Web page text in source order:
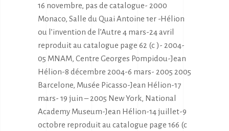
16 novembre, pas de catalogue- 2000
Monaco, Salle du Quai Antoine 1er -Hélion
ou l’invention de l’Autre 4 mars-24 avril
reproduit au catalogue page 62 (c )- 2004-
05 MNAM, Centre Georges Pompidou-Jean
Hélion-8 décembre 2004-6 mars- 2005 2005
Barcelone, Musée Picasso-Jean Hélion-17
mars- 19 juin – 2005 New York, National
Academy Museum-Jean Hélion-14 juillet-9
octobre reproduit au catalogue page 166 (c